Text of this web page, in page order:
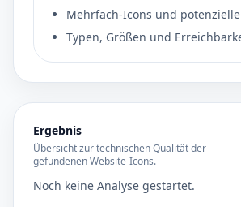
Mehrfach-Icons und potenzielle
Typen, Größen und
Ergebnis
Übersicht zur technischen Qualität der
gefundenen Website-Icons.
Noch keine Analyse gestartet.